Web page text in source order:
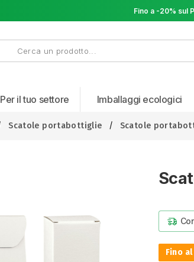
Fino a -20% sul
Per il tuo settore Imballaggi ecologici
Scatole portabottiglie Scatole
Fino